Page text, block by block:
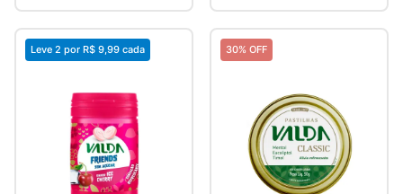
Leve 2 por R$ 9,99 cada 30% OFF